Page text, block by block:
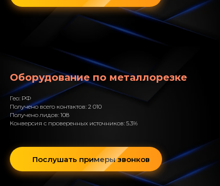
Оборудование по металлорезке
Гео: РФ
Получено всего контактов: 2 010
Получено лидов: 108
Конверсия с проверенных источников: 5.3%
Послушать примеры звонков